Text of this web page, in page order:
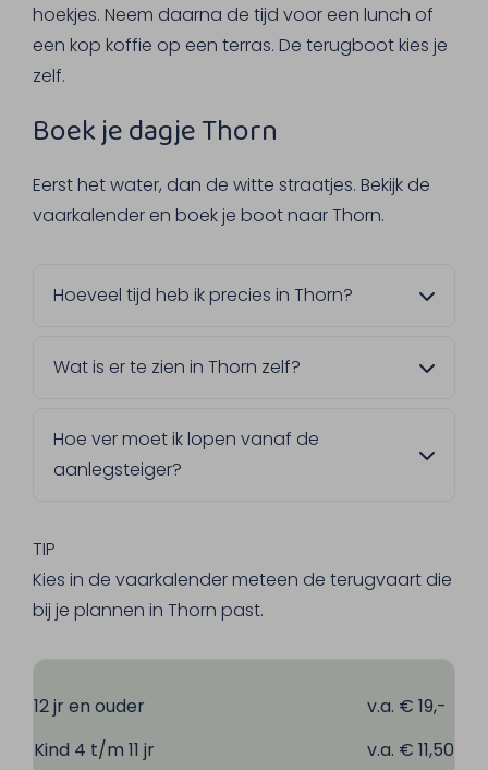
hoekjes. Neem daarna de tijd voor een lunch of
een kop koffie op een terras. De terugboot kies je
zelf.
Boek je dagje Thorn
Eerst het water, dan de witte straatjes. Bekijk de
vaarkalender en boek je boot naar Thorn.
Hoeveel tijd heb ik precies in Thorn?
een terugvaart die bij jouw plannen past,
lunch in Thorn.
Wat is er te zien in Thorn zelf?
waarvan het oudste gedeelte uit de 10e
eeuw stamt. Ook een wandeling in het
Hoe ver moet ik lopen vanaf de
aanlegsteiger?
ongeveer 10 minuten lopen van de steiger.
Je hebt dus geen lange wandeling nodig
om het stadje te bereiken.
TIP
Kies in de vaarkalender meteen de terugvaart die
bij je plannen in Thorn past.
12 jr en ouder
v.a. € 19,-
Kind 4 t/m 11 jr
v.a. € 11,50